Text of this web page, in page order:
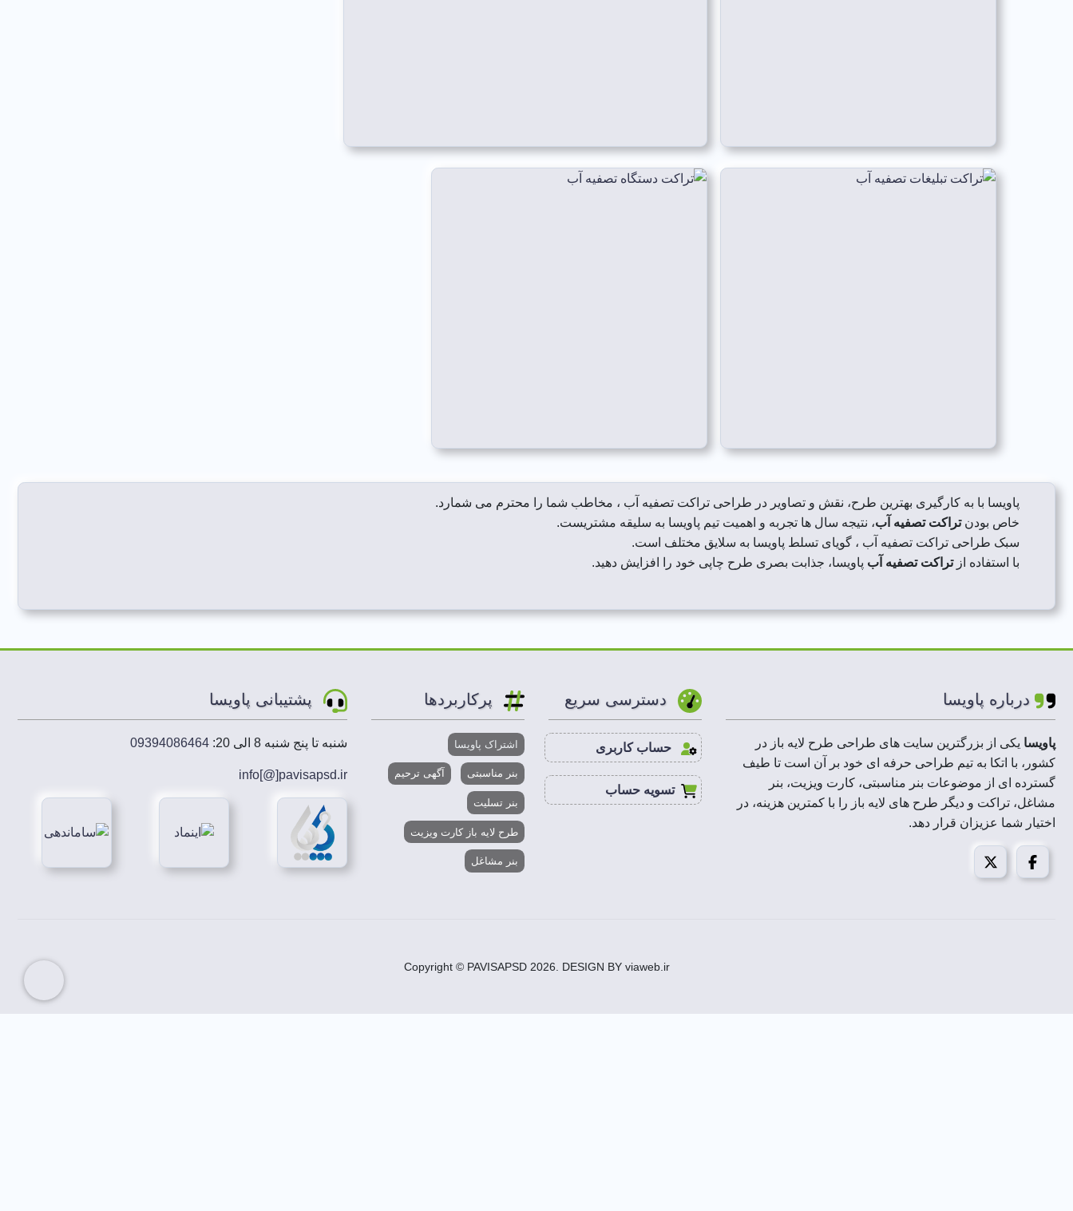
پاویسا با به کارگیری بهترین طرح، نقش و تصاویر در طراحی تراکت تصفیه آب ، مخاطب شما را محترم می شمارد.
خاص بودنتراکت تصفیه آب، نتیجه سال ها تجربه و اهمیت تیم پاویسا به سلیقه مشتریست.
سبک طراحی تراکت تصفیه آب ، گویای تسلط پاویسا به سلایق مختلف است.
با استفاده ازتراکت تصفیه آب پاویسا، جذابت بصری طرح چاپی خود را افزایش دهید.
درباره پاویسا
پاویسا یکی از بزرگترین سایت های طراحی طرح لایه باز در
کشور، با اتکا به تیم طراحی حرفه ای خود بر آن است تا طیف
گسترده ای از موضوعات بنر مناسبتی، کارت ویزیت، بنر
مشاغل، تراکت و دیگر طرح های لایه باز را با کمترین هزینه، در
اختیار شما عزیزان قرار دهد.
دسترسی سریع
حساب کاربری
تسویه حساب
پرکاربردها
اشتراک پاویسا
بنر مناسبتی آگهی ترحیم
بنر تسلیت
طرح لایه باز کارت ویزیت
بنر مشاغل
پشتیبانی پاویسا
شنبه تا پنج شنبه 8 الی 20: 09394086464
info[@]pavisapsd.ir
Copyright © PAVISAPSD 2026 . DESIGN BY viaweb.ir